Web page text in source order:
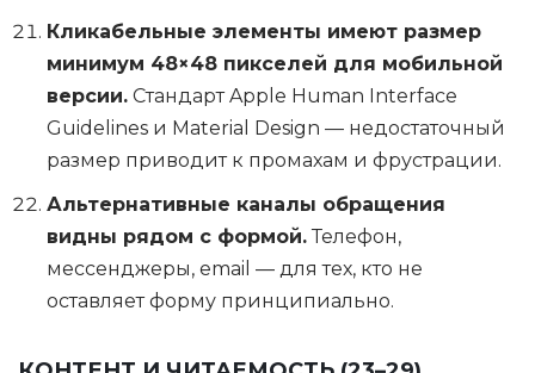
Кликабельные элементы имеют размер
минимум 48×48 пикселей для мобильной
версии. Стандарт Apple Human Interface
Guidelines и Material Design — недостаточный
размер приводит к промахам и фрустрации.
Альтернативные каналы обращения
видны рядом с формой.Телефон,
мессенджеры, email — для тех, кто не
оставляет форму принципиально.